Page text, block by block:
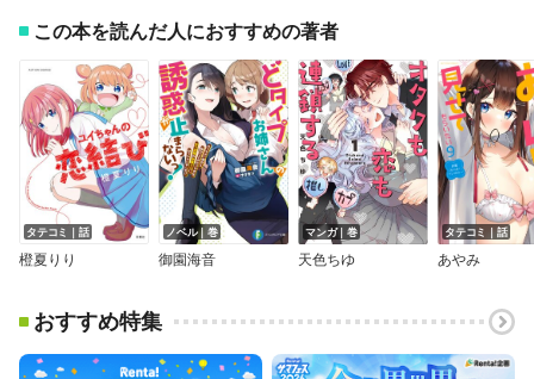
この本を読んだ人におすすめの著者
タテコミ｜話
橙夏りり
ノベル｜巻
御園海音
マンガ｜巻
天色ちゆ
タテコミ｜話
あやみ
おすすめ特集